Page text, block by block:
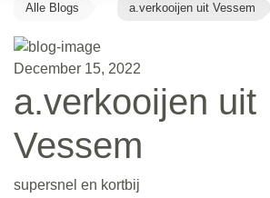
Alle Blogs a.verkooijen uit Vessem
December 15, 2022
a.verkooijen uit
Vessem
supersnel en kortbij